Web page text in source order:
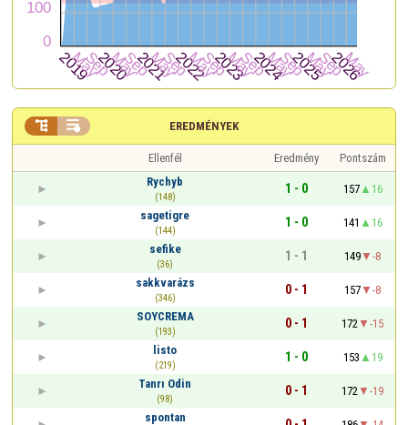
EREDMÉNYEK
 
Ellenfél Eredmény
Pontszám
Rychyb
(148)
1 - 0 157
16
sagetigre
(144)
1 - 0 141
16
sefike
(36)
1 - 1 149
-8
sakkvarázs
(346)
0 - 1 157
-8
SOYCREMA
(193)
0 - 1 172
-15
listo
(219)
1 - 0 153
19
Tanrı Odin
(98)
0 - 1 172
-19
spontan